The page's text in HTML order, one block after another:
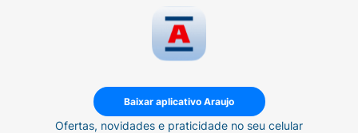
Baixar aplicativo Araujo
Ofertas, novidades e praticidade no seu celular